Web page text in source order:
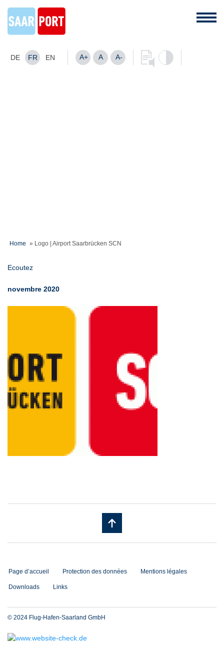
DE FR EN A+ A A-
Home » Logo | Airport Saarbrücken SCN
Ecoutez
novembre 2020
Page d’accueil Protection des données Mentions légales
Downloads Links
© 2024 Flug-Hafen-Saarland GmbH